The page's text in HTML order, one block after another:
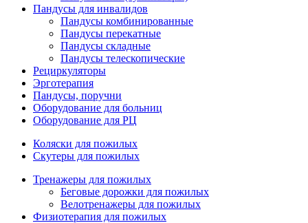
Пандусы для инвалидов
Пандусы комбинированные
Пандусы перекатные
Пандусы складные
Пандусы телескопические
Рециркуляторы
Эрготерапия
Пандусы, поручни
Оборудование для больниц
Оборудование для РЦ
Коляски для пожилых
Скутеры для пожилых
Тренажеры для пожилых
Беговые дорожки для пожилых
Велотренажеры для пожилых
Физиотерапия для пожилых